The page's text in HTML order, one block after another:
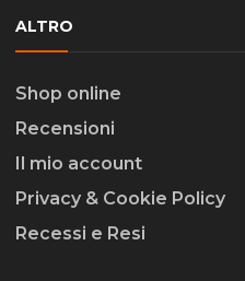
ALTRO
Shop online
Recensioni
Il mio account
Privacy & Cookie Policy
Recessi e Resi